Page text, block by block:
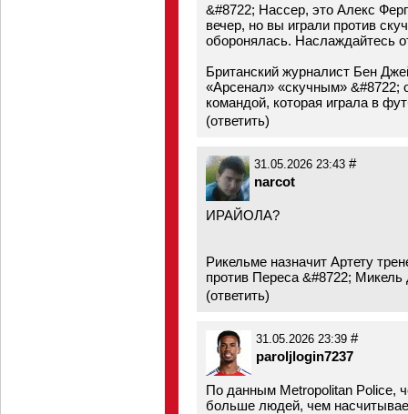
&#8722; Нассер, это Алекс
вечер, но вы играли против
оборонялась. Наслаждайтесь
Британский журналист Бен
«Арсенал» «скучным»
командой, которая играла в
(ответить)
31.05.2026 23:43 #
narcot
ИРАЙОЛА?
Рикельме назначит Артету
против Переса &#8722; Микель
(ответить)
31.05.2026 23:39 #
paroljlogin7237
По данным Metropolitan Police,
больше людей, чем